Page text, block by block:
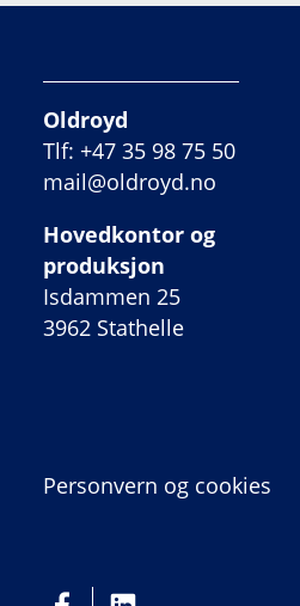
Oldroyd
Tlf: +47 35 98 75 50
mail@oldroyd.no
Hovedkontor og
produksjon
Isdammen 25
3962 Stathelle
Personvern og cookies